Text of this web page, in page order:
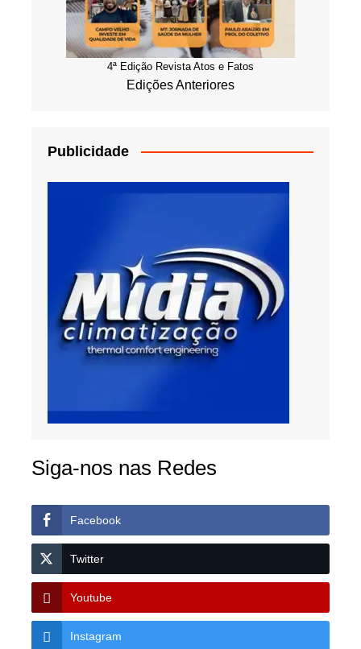
4ª Edição Revista Atos e Fatos
Edições Anteriores
Publicidade
Siga-nos nas Redes
Facebook
Twitter
Youtube
Instagram